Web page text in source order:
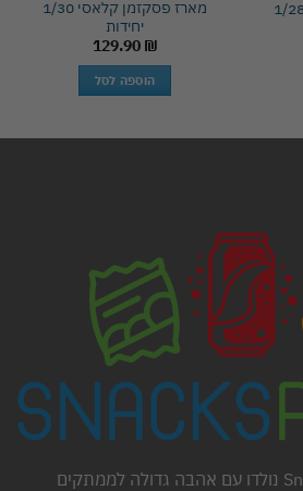
מארז פסקזמן קלאסי 1/30
יחידות
129.90 ₪
הוספה לסל
בני משפחת Snacks Point נולדו עם אהבה גדולה לממתקים